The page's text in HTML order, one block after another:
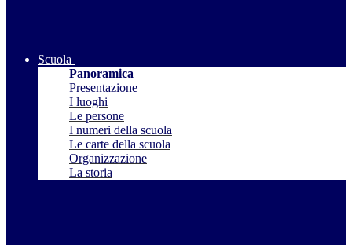
Scuola
Panoramica
Presentazione
I luoghi
Le persone
I numeri della scuola
Le carte della scuola
Organizzazione
La storia